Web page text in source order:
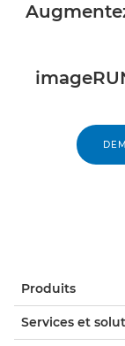
Produits
Services et